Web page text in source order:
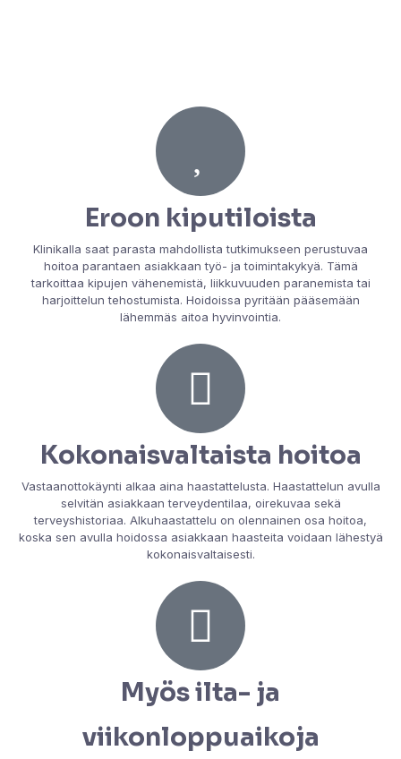
Eroon kiputiloista
Klinikalla saat parasta mahdollista tutkimukseen perustuvaa
hoitoa parantaen asiakkaan työ- ja toimintakykyä. Tämä
tarkoittaa kipujen vähenemistä, liikkuvuuden paranemista tai
harjoittelun tehostumista. Hoidoissa pyritään pääsemään
lähemmäs aitoa hyvinvointia.
Kokonaisvaltaista hoitoa
Vastaanottokäynti alkaa aina haastattelusta. Haastattelun avulla
selvitän asiakkaan terveydentilaa, oirekuvaa sekä
terveyshistoriaa. Alkuhaastattelu on olennainen osa hoitoa,
koska sen avulla hoidossa asiakkaan haasteita voidaan lähestyä
kokonaisvaltaisesti.
Myös ilta- ja
viikonloppuaikoja